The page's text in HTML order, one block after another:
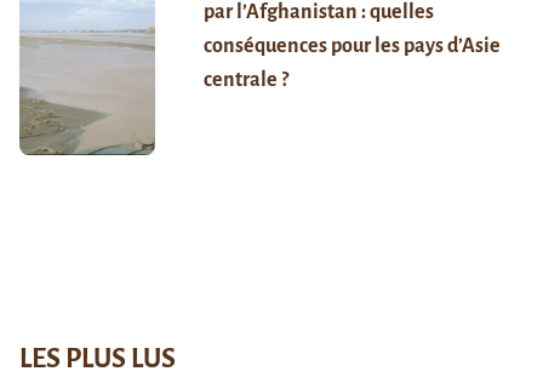
par l’Afghanistan : quelles
conséquences pour les pays d’Asie
centrale ?
LES PLUS LUS